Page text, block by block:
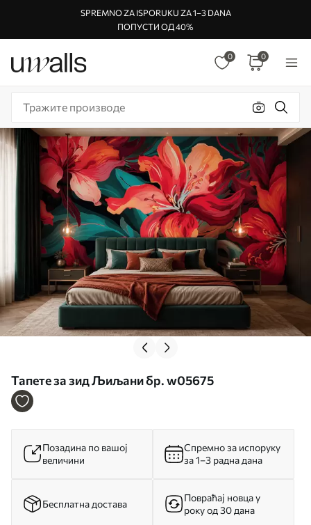
SPREMNO ZA ISPORUKU ZA 1–3 DANA
ПОПУСТИ ОД 40%
0 0
Тапете за зид Љиљани бр. w05675
Позадина по вашој
величини
Спремно за испоруку
за 1–3 радна дана
Бесплатна достава
Повраћај новца у
року од 30 дана